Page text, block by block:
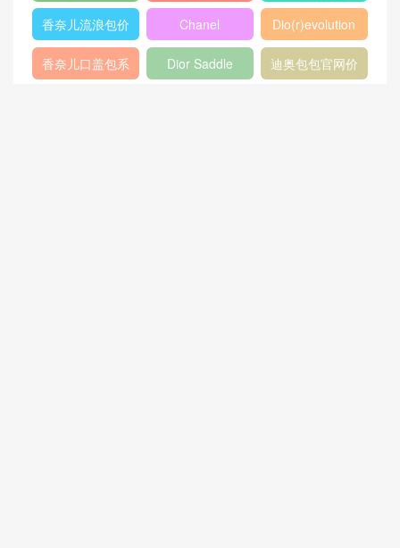
女包
香奈儿流浪包价
格
Chanel
Gabrielle小号流
浪包
Dio(r)evolution
香奈儿口盖包系
Dior Saddle
迪奥包包官网价